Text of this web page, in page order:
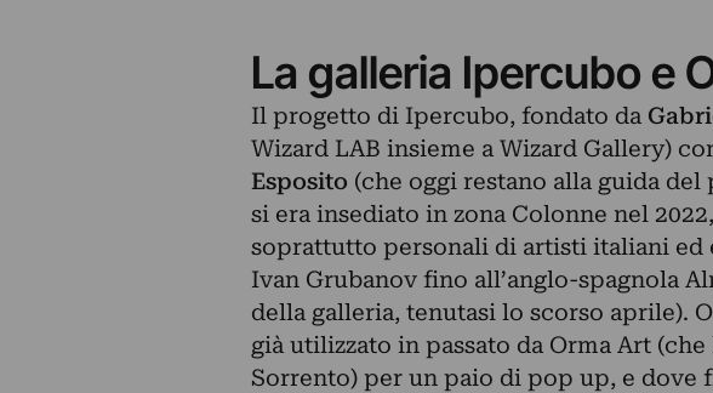
La galleria Ipercubo e
Il progetto di Ipercubo, fondato da
Wizard LAB insieme a Wizard Gallery)
Esposito (che oggi restano alla guida
si era insediato in zona Colonne nel
soprattutto personali di artisti italiani ed
Ivan Grubanov fino all’anglo-spagnola
della galleria, tenutasi lo scorso aprile).
già utilizzato in passato da Orma Art
Sorrento) per un paio di pop up, e dove